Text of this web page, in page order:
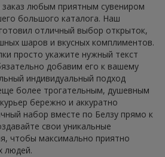
любым приятным сувениром
большого каталога. Наш
отличный выбор открыток,
шаров и вкусных комплиментов.
просто укажите нужный текст
добавим его к вашему
индивидуальный подход
более трогательным, душевным
бережно и аккуратно
набор вместе по Белзу прямо к
свои уникальные
чтобы максимально приятно
людей.